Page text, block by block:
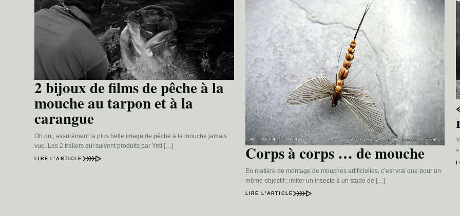
2 bijoux de films de pêche à la
mouche au tarpon et à la
carangue
Oh oui, assurément la plus belle image de pêche à la mouche jamais
vue. Les 2 trailers qui suivent produits par Yeti […]
LIRE L’ARTICLE Corps à corps … de mouche
En matière de montage de mouches artificielles, c’est vrai que pour un
même objectif ; imiter un insecte à un stade de […]
LIRE L’ARTICLE